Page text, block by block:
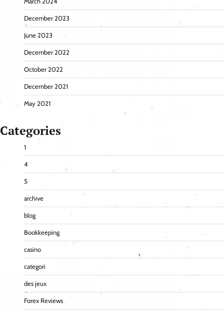
December 2023
June 2023
December 2022
October 2022
December 2021
May 2021
Categories
1
4
5
archive
blog
Bookkeeping
casino
categori
des jeux
Forex Reviews